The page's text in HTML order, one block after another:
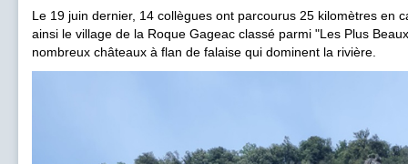
Le 19 juin dernier, 14 collègues ont parcourus 25 kilomètres en
ainsi le village de la Roque Gageac classé parmi "Les Plus
nombreux châteaux à flan de falaise qui dominent la rivière.